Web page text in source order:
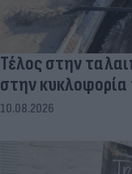
Τέλος στην
στην
10.08.2026